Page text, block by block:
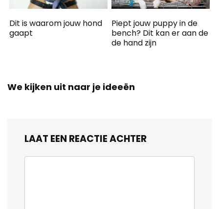
Dit is waarom jouw hond
gaapt
Piept jouw puppy in de
bench? Dit kan er aan de
de hand zijn
We kijken uit naar je ideeën
LAAT EEN REACTIE ACHTER